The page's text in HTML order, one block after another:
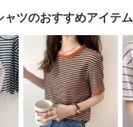
ャツのおすすめアイテム